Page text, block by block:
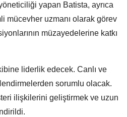
yapan Batista, ayrıca
mücevher uzmanı olarak görev
müzayedelerine katkı
liderlik edecek. Canlı ve
sorumlu olacak.
ilişkilerini geliştirmek ve uzun